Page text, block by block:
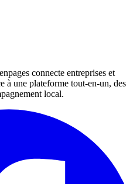
connecte entreprises et
à une plateforme tout-en-un, des
local.